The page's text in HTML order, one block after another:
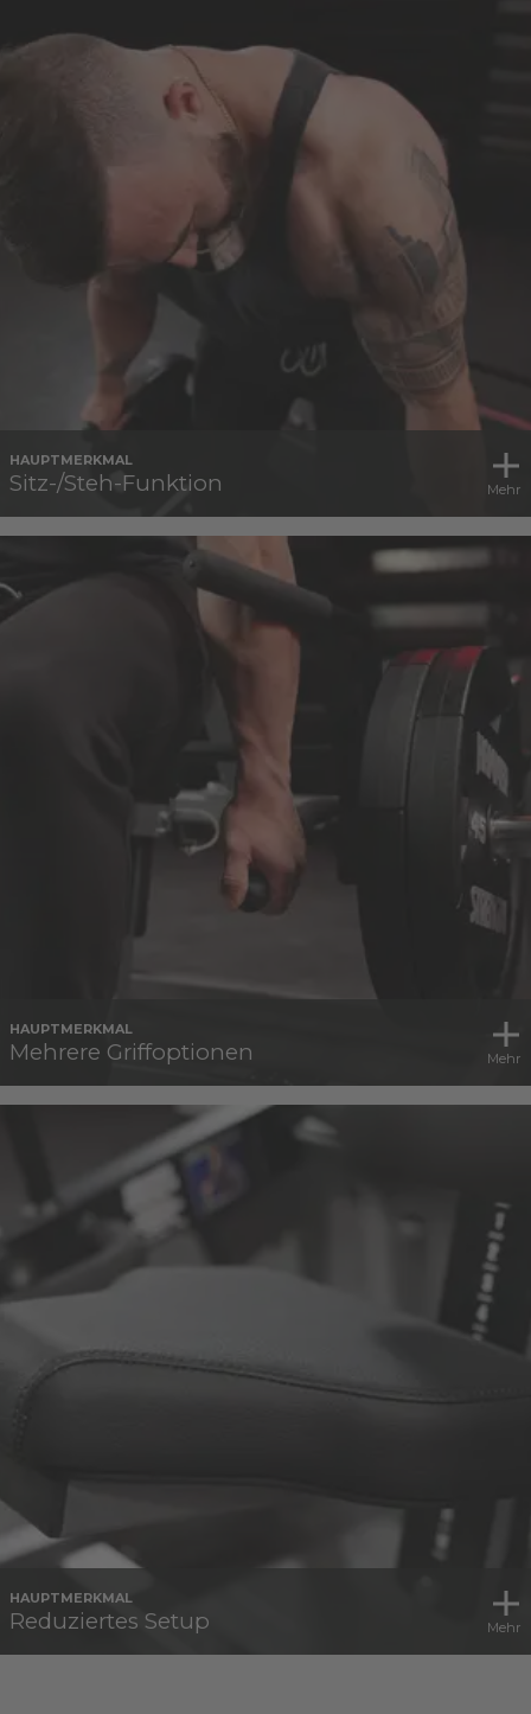
HAUPTMERKMAL
Sitz-/Steh-Funktion Mehr
HAUPTMERKMAL
Mehrere Griffoptionen Mehr
HAUPTMERKMAL
Reduziertes Setup Mehr